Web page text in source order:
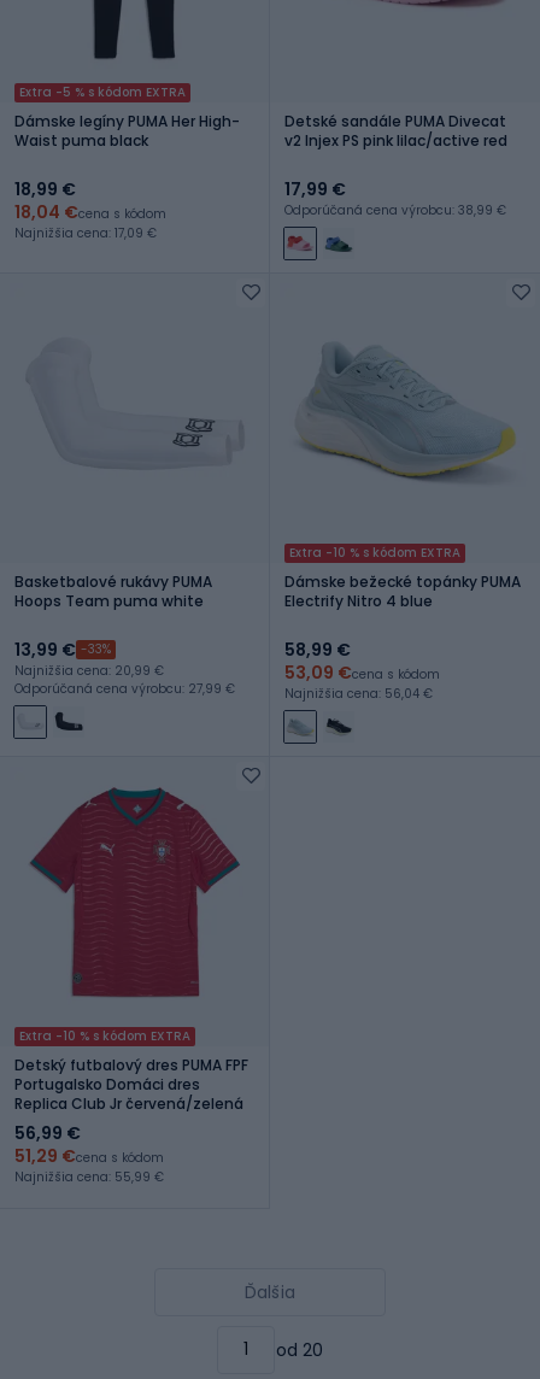
Extra -5 % s kódom EXTRA
Dámske legíny PUMA Her High-
Waist puma black
18,99 €
18,04 €cena s kódom
Najnižšia cena: 17,09 €
Detské sandále PUMA Divecat
v2 Injex PS pink lilac/active red
17,99 €
Odporúčaná cena výrobcu: 38,99 €
Basketbalové rukávy PUMA
Hoops Team puma white
13,99 € -33%
Najnižšia cena: 20,99 €
Odporúčaná cena výrobcu: 27,99 €
Extra -10 % s kódom EXTRA
Dámske bežecké topánky PUMA
Electrify Nitro 4 blue
58,99 €
53,09 €cena s kódom
Najnižšia cena: 56,04 €
Extra -10 % s kódom EXTRA
Detský futbalový dres PUMA FPF
Portugalsko Domáci dres
Replica Club Jr červená/zelená
56,99 €
51,29 €cena s kódom
Najnižšia cena: 55,99 €
Ďalšia
od 20